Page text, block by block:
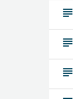
subject
subject
subject